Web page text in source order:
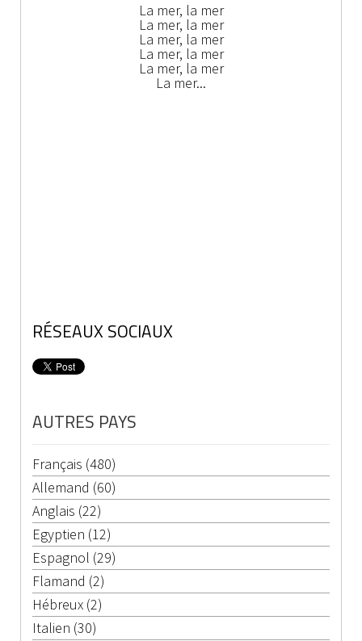
La mer, la mer
La mer, la mer
La mer, la mer
La mer, la mer
La mer, la mer
La mer...
RÉSEAUX SOCIAUX
AUTRES PAYS
Français (480)
Allemand (60)
Anglais (22)
Egyptien (12)
Espagnol (29)
Flamand (2)
Hébreux (2)
Italien (30)